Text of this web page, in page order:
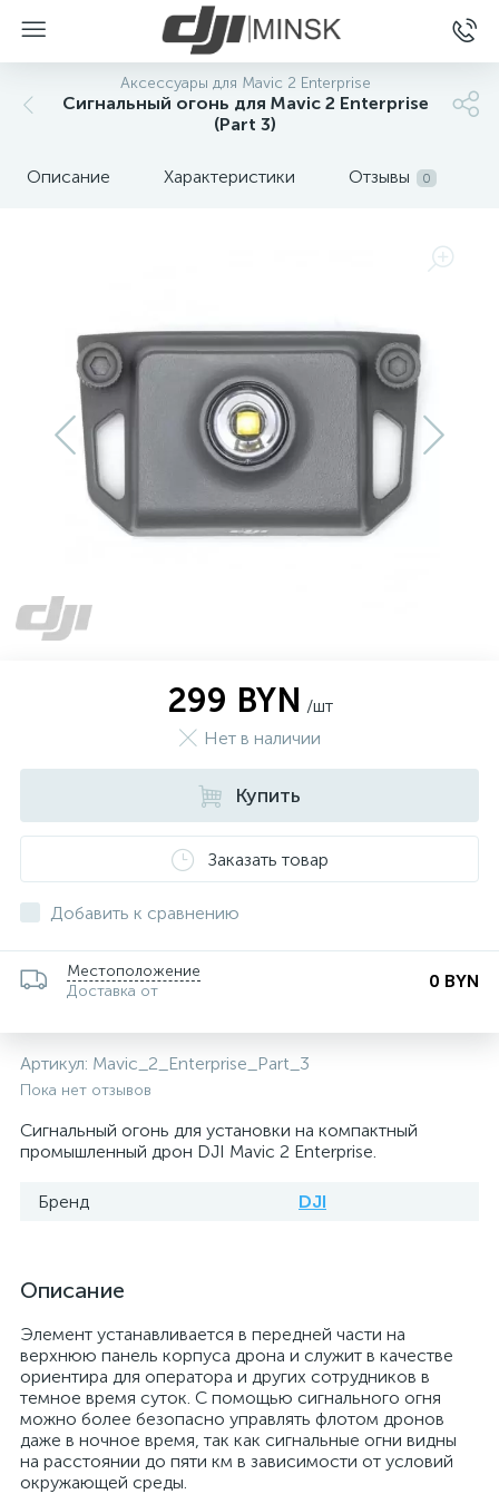
Аксессуары для Mavic 2 Enterprise
Сигнальный огонь для Mavic 2 Enterprise
(Part 3)
Описание Характеристики Отзывы 0
299 BYN /шт
Нет в наличии
Купить
Заказать товар
Добавить к сравнению
Местоположение
Доставка от
0 BYN
Артикул: Mavic_2_Enterprise_Part_3
Пока нет отзывов
Сигнальный огонь для установки на компактный
промышленный дрон DJI Mavic 2 Enterprise.
Бренд DJI
Описание
Элемент устанавливается в передней части на
верхнюю панель корпуса дрона и служит в качестве
ориентира для оператора и других сотрудников в
темное время суток. С помощью сигнального огня
можно более безопасно управлять флотом дронов
даже в ночное время, так как сигнальные огни видны
на расстоянии до пяти км в зависимости от условий
окружающей среды.